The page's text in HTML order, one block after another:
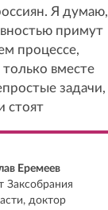
Я думаю,
примут
процессе,
вместе
задачи,
стоят
Еремеев
Заксобрания
доктор